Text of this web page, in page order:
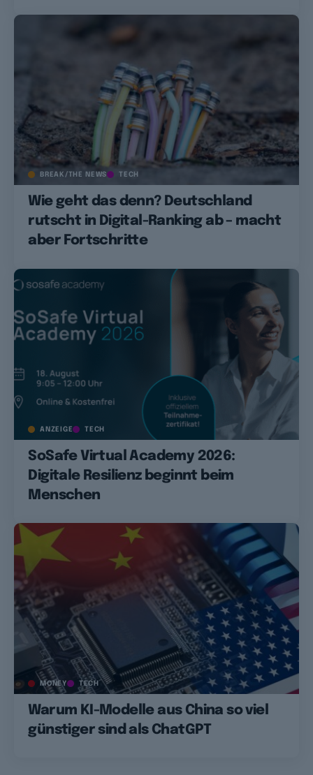
BREAK/THE NEWS TECH
Wie geht das denn? Deutschland
rutscht in Digital-Ranking ab – macht
aber Fortschritte
ANZEIGE TECH
SoSafe Virtual Academy 2026:
Digitale Resilienz beginnt beim
Menschen
MONEY TECH
Warum KI-Modelle aus China so viel
günstiger sind als ChatGPT